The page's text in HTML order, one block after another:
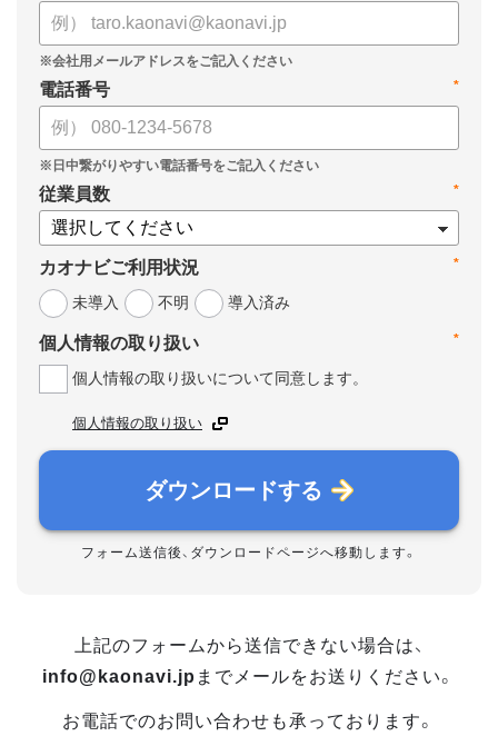
*
電話番号
*
従業員数
*
カオナビご利用状況
未導入
不明 導入済み
*
個人情報の取り扱い
個人情報の取り扱いについて同意します。
個人情報の取り扱い
ダウンロードする
フォーム送信後、ダウンロードページへ移動します。
上記のフォームから送信できない場合は、
info@kaonavi.jp までメールをお送りください。
お電話でのお問い合わせも承っております。